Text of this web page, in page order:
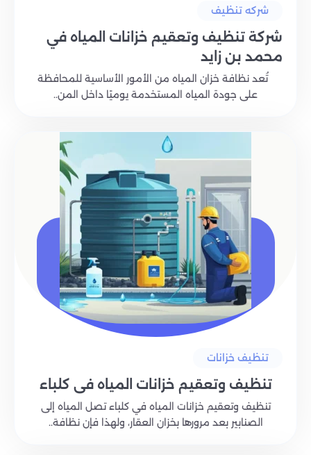
شركه تنظيف
شركة تنظيف وتعقيم خزانات المياه في
محمد بن زايد
تُعد نظافة خزان المياه من الأمور الأساسية للمحافظة
على جودة المياه المستخدمة يوميًا داخل المن..
تنظيف خزانات
تنظيف وتعقيم خزانات المياه في كلباء
تنظيف وتعقيم خزانات المياه في كلباء تصل المياه إلى
الصنابير بعد مرورها بخزان العقار، ولهذا فإن نظافة..